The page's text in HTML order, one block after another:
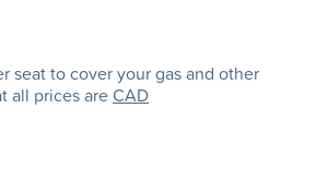
seat to cover your gas and other
all prices areCAD